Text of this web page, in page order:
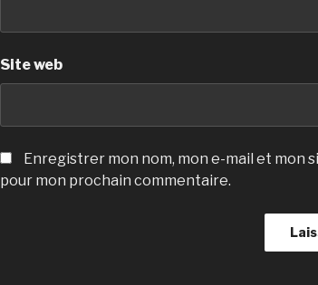
Site web
Enregistrer mon nom, mon e-mail et mon
pour mon prochain commentaire.